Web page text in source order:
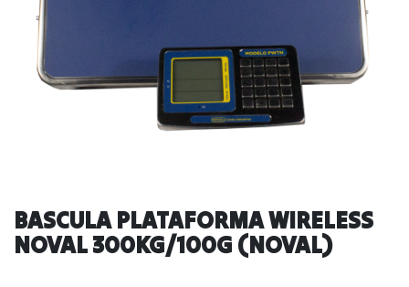
BASCULA PLATAFORMA WIRELESS
NOVAL 300KG/100G (NOVAL)